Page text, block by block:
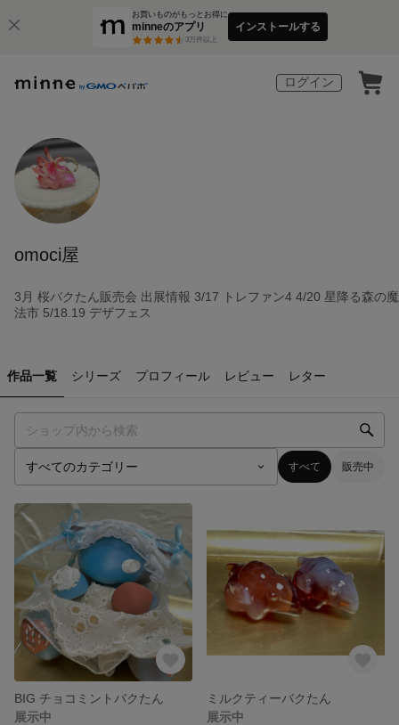
お買いものがもっとお得に
minneのアプリ
3万件以上
インストールする
ログイン
omoci屋
3月 桜バクたん販売会 出展情報 3/17 トレファン4 4/20 星降る森の魔
法市 5/18.19 デザフェス
作品一覧 シリーズ プロフィール レビュー レター
すべて 販売中
BIG チョコミントバクたん
展示中
ミルクティーバクたん
展示中